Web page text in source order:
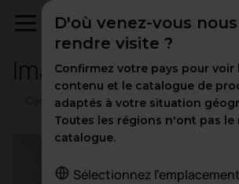
Images d'entreprise
Certificats d'entreprise Images
D'où venez-vous nous
rendre visite ?
Confirmez votre pays pour voir
contenu et le catalogue de
adaptés à votre situation
Toutes les régions n'ont pas le
catalogue.
Sélectionnez l'emplacement